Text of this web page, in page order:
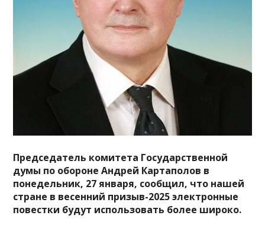
Председатель комитета Государственной
думы по обороне Андрей Картаполов в
понедельник, 27 января, сообщил, что нашей
стране в весенний призыв-2025 электронные
повестки будут использовать более широко.